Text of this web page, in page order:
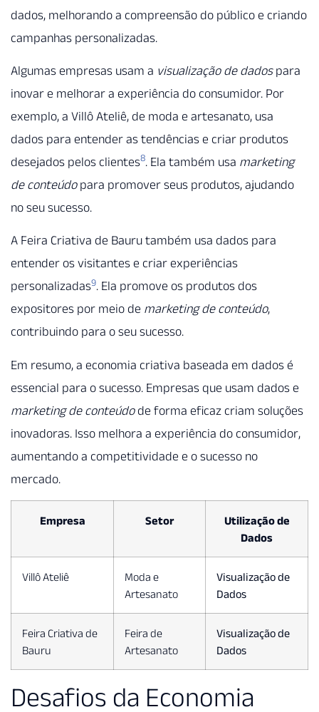
dados, melhorando a compreensão do público e criando
campanhas personalizadas.
Algumas empresas usam a visualização de dadospara
inovar e melhorar a experiência do consumidor. Por
exemplo, a Villô Ateliê, de moda e artesanato, usa
dados para entender as tendências e criar produtos
desejados pelos clientes8. Ela também usa marketing
de conteúdopara promover seus produtos, ajudando
no seu sucesso.
A Feira Criativa de Bauru também usa dados para
entender os visitantes e criar experiências
personalizadas9. Ela promove os produtos dos
expositores por meio de marketing de conteúdo,
contribuindo para o seu sucesso.
Em resumo, a economia criativa baseada em dados é
essencial para o sucesso. Empresas que usam dados e
marketing de conteúdode forma eficaz criam soluções
inovadoras. Isso melhora a experiência do consumidor,
aumentando a competitividade e o sucesso no
mercado.
Empresa Setor
Utilização de
Dados
Villô Ateliê
Moda e
Artesanato
Visualização de
Dados
Feira Criativa de
Bauru
Feira de
Artesanato
Visualização de
Dados
Desafios da Economia